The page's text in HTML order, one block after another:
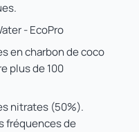
- EcoPro
en charbon de coco
plus de 100
nitrates (50%).
fréquences de